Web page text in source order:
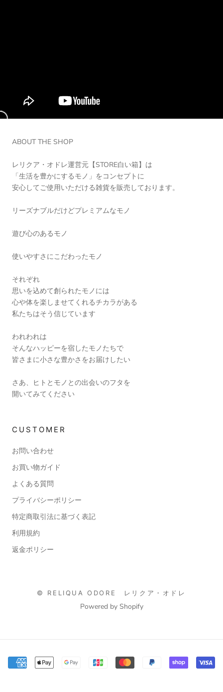
ABOUT THE SHOP
レリクア・オドレ運営元【STORE白い箱】は
「生活を豊かにするモノ」をコンセプトに
安心してご使用いただける雑貨を販売しております。
リーズナブルだけどプレミアムなモノ
遊び心のあるモノ
使いやすさにこだわったモノ
それぞれ
思いを込めて創られたモノには
心や体を楽しませてくれるチカラがある
私たちはそう信じています
われわれは
そんなハッピーを宿したモノたちで
皆さまに小さな豊かさをお届けしたい
さあ、ヒトとモノとの出会いのフタを
開いてみてください
CUSTOMER
お問い合わせ
お買い物ガイド
よくある質問
プライバシーポリシー
特定商取引法に基づく表記
利用規約
返金ポリシー
© RELIQUA ODORE レリクア・オドレ
Powered by Shopify